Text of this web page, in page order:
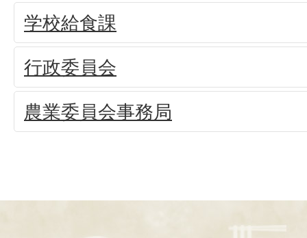
学校給食課
行政委員会
農業委員会事務局